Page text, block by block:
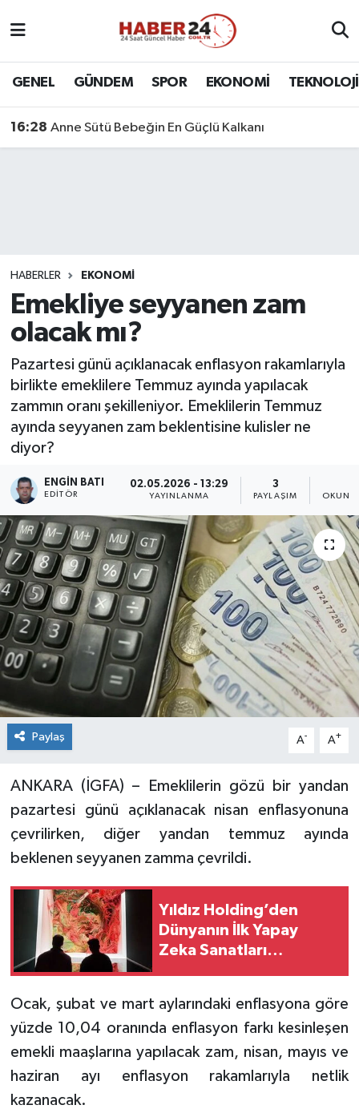
GENEL GÜNDEM SPOR EKONOMİ TEKNOLOJİ
16:28 Anne Sütü Bebeğin En Güçlü Kalkanı
HABERLER EKONOMİ
Emekliye seyyanen zam
olacak mı?
Pazartesi günü açıklanacak enflasyon rakamlarıyla
birlikte emeklilere Temmuz ayında yapılacak
zammın oranı şekilleniyor. Emeklilerin Temmuz
ayında seyyanen zam beklentisine kulisler ne
diyor?
ENGIN BATI
EDITÖR
02.05.2026 - 13:29
YAYINLANMA
3
PAYLAŞIM
Paylaş A- A+
ANKARA (İGFA) – Emeklilerin gözü bir yandan
pazartesi günü açıklanacak nisan enflasyonuna
çevrilirken, diğer yandan temmuz ayında
beklenen seyyanen zamma çevrildi.
Yıldız Holding’den
Dünyanın İlk Yapay
Zeka Sanatları
Ocak, şubat ve mart aylarındaki enflasyona göre
yüzde 10,04 oranında enflasyon farkı kesinleşen
emekli maaşlarına yapılacak zam, nisan, mayıs ve
haziran ayı enflasyon rakamlarıyla netlik
kazanacak.
Nöbetçi Eczaneler
Son Dakika Haberleri